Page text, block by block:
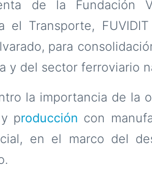
de la Fundación
el Transporte,
para
y del sector ferroviario
la importancia de la
producción con
en el marco del